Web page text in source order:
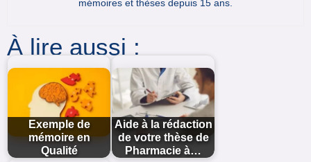
mémoires et thèses depuis 15 ans.
À lire aussi :
Exemple de
mémoire en
Qualité
Aide à la rédaction
de votre thèse de
Pharmacie à…